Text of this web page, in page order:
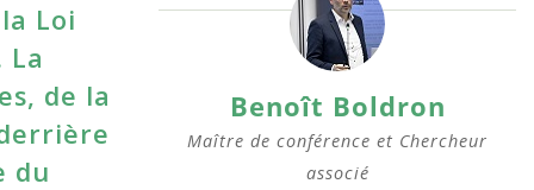
Loi
de la
du
Benoît Boldron
Maître de conférence et Chercheur
associé